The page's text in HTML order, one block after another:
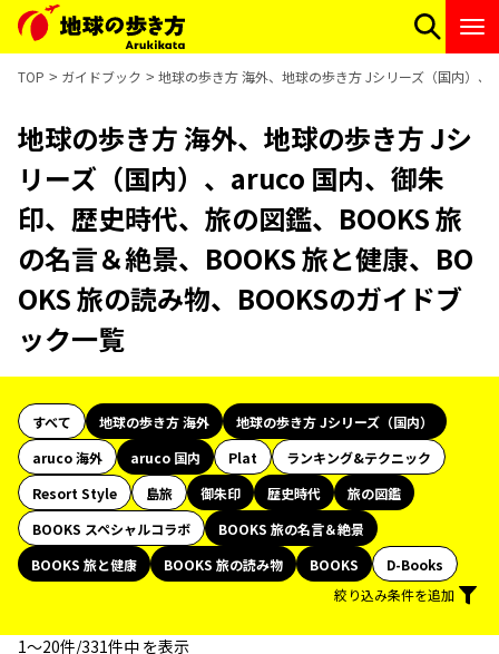
TOP ガイドブック 地球の歩き方 海外、地球の歩き方 Jシリーズ（国内）
地球の歩き方 海外、地球の歩き方 Jシ
リーズ（国内）、aruco 国内、御朱
印、歴史時代、旅の図鑑、BOOKS 旅
の名言＆絶景、BOOKS 旅と健康、BO
OKS 旅の読み物、BOOKSのガイドブ
ック一覧
すべて 地球の歩き方 海外
地球の歩き方 Jシリーズ（国内）
aruco 海外
aruco 国内 Plat
ランキング&テクニック
Resort Style
島旅 御朱印 歴史時代
旅の図鑑
BOOKS スペシャルコラボ
BOOKS 旅の名言＆絶景
BOOKS 旅と健康
BOOKS 旅の読み物 BOOKS
D-Books
絞り込み条件を追加
1〜20件/331件中 を表示